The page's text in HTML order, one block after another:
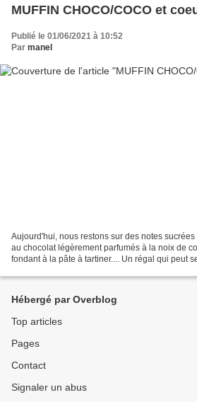
MUFFIN CHOCO/COCO et
Publié le 01/06/2021 à 10:52
Par manel
Aujourd'hui, nous restons sur des notes
au chocolat légèrement parfumés à la noix de
fondant à la pâte à tartiner.... Un régal qui peut
Hébergé par Overblog
Top articles
Pages
Contact
Signaler un abus